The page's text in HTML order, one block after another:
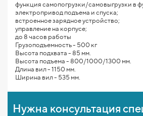
функция самопогрузки/самовыгрузки в
электропривод подъема и спуска;
встроенное зарядное устройство;
управление на корпусе;
до 8 часов работы
Грузоподъемность - 500 кг
Высота подхвата - 85 мм.
Высота подъема - 800/1000/1300 мм.
Длина вил - 1150 мм.
Ширина вил - 535 мм.
Нужна консультация